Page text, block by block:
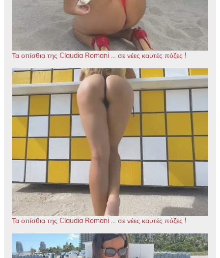
Τα οπίσθια της Claudia Romani … σε νέες καυτές πόζες !
Τα οπίσθια της Claudia Romani … σε νέες καυτές πόζες !